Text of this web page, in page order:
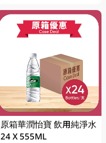
原箱華潤怡寶 飲用純淨水
24 X 555ML